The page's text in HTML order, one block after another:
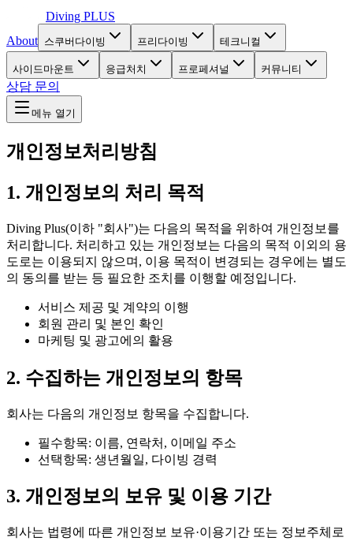
Diving PLUS
About 스쿠버다이빙 프리다이빙 테크니컬
사이드마운트 응급처치 프로페셔널 커뮤니티
상담 문의
메뉴 열기
개인정보처리방침
1. 개인정보의 처리 목적
Diving Plus(이하 "회사")는 다음의 목적을 위하여 개인정보를
처리합니다. 처리하고 있는 개인정보는 다음의 목적 이외의 용
도로는 이용되지 않으며, 이용 목적이 변경되는 경우에는 별도
의 동의를 받는 등 필요한 조치를 이행할 예정입니다.
서비스 제공 및 계약의 이행
회원 관리 및 본인 확인
마케팅 및 광고에의 활용
2. 수집하는 개인정보의 항목
회사는 다음의 개인정보 항목을 수집합니다.
필수항목: 이름, 연락처, 이메일 주소
선택항목: 생년월일, 다이빙 경력
3. 개인정보의 보유 및 이용 기간
회사는 법령에 따른 개인정보 보유·이용기간 또는 정보주체로